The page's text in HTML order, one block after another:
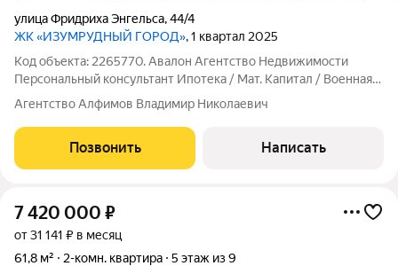
улица Фридриха Энгельса,44/4
ЖК «ИЗУМРУДНЫЙ ГОРОД», 1 квартал 2025
Код объекта: 2265770. Авалон Агентство Недвижимости
Персональный консультант Ипотека / Мат. Капитал / Военная
ипотека Юр. Сопровождение Видовая квартира в монолитно-
кирпичном сданом доме. Ипотека от 6% Планировка: кухня с
выходом на открытый балкон,
Агентство Алфимов Владимир Николаевич
Позвонить Написать
7 420 000 ₽
от 31 141 ₽ в месяц
61,8 м²
2-комн. квартира 5 этаж из 9